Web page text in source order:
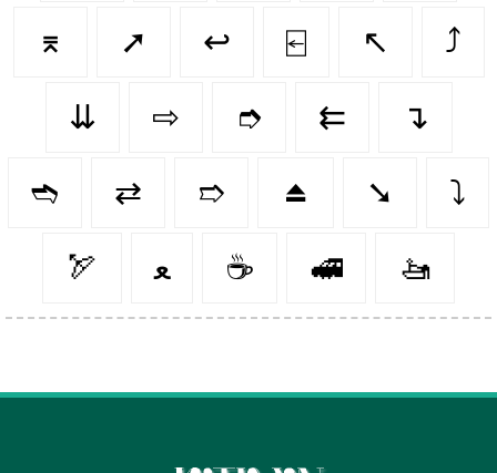
⌆ ➚ ↩️ ⍇ ↖️ ⤴️
⇊ ⇨ ➮ ⇇ ↴
➬ ⇄ ➱ ⏏️ ➘ ⤵️
🏹 ﻌ ☕️ 🚅 🚤